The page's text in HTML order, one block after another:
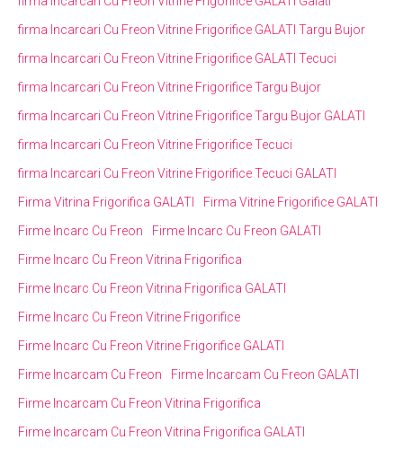
firma Incarcari Cu Freon Vitrine Frigorifice GALATI Targu Bujor
firma Incarcari Cu Freon Vitrine Frigorifice GALATI Tecuci
firma Incarcari Cu Freon Vitrine Frigorifice Targu Bujor
firma Incarcari Cu Freon Vitrine Frigorifice Targu Bujor GALATI
firma Incarcari Cu Freon Vitrine Frigorifice Tecuci
firma Incarcari Cu Freon Vitrine Frigorifice Tecuci GALATI
Firma Vitrina Frigorifica GALATI
Firma Vitrine Frigorifice GALATI
Firme Incarc Cu Freon
Firme Incarc Cu Freon GALATI
Firme Incarc Cu Freon Vitrina Frigorifica
Firme Incarc Cu Freon Vitrina Frigorifica GALATI
Firme Incarc Cu Freon Vitrine Frigorifice
Firme Incarc Cu Freon Vitrine Frigorifice GALATI
Firme Incarcam Cu Freon
Firme Incarcam Cu Freon GALATI
Firme Incarcam Cu Freon Vitrina Frigorifica
Firme Incarcam Cu Freon Vitrina Frigorifica GALATI